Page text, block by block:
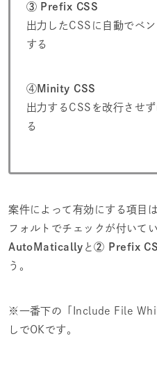
③ Prefix CSS
出力したCSSに自動でベ
する
④ Minity CSS
出力するCSSを改行させ
る
案件によって有効にする項目
フォルトでチェックが付いて
AutoMatically と② Prefix
う。
※一番下の「Include File
しでOKです。